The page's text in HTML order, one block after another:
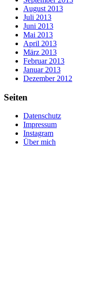
August 2013
Juli 2013
Juni 2013
Mai 2013
April 2013
März 2013
Februar 2013
Januar 2013
Dezember 2012
Seiten
Datenschutz
Impressum
Instagram
Über mich